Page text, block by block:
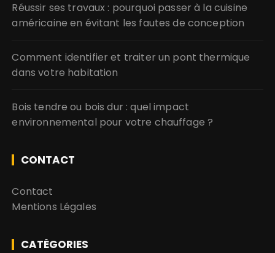
Réussir ses travaux : pourquoi passer à la cuisine
américaine en évitant les fautes de conception
Comment identifier et traiter un pont thermique
dans votre habitation
Bois tendre ou bois dur : quel impact
environnemental pour votre chauffage ?
CONTACT
Contact
Mentions Légales
CATÉGORIES